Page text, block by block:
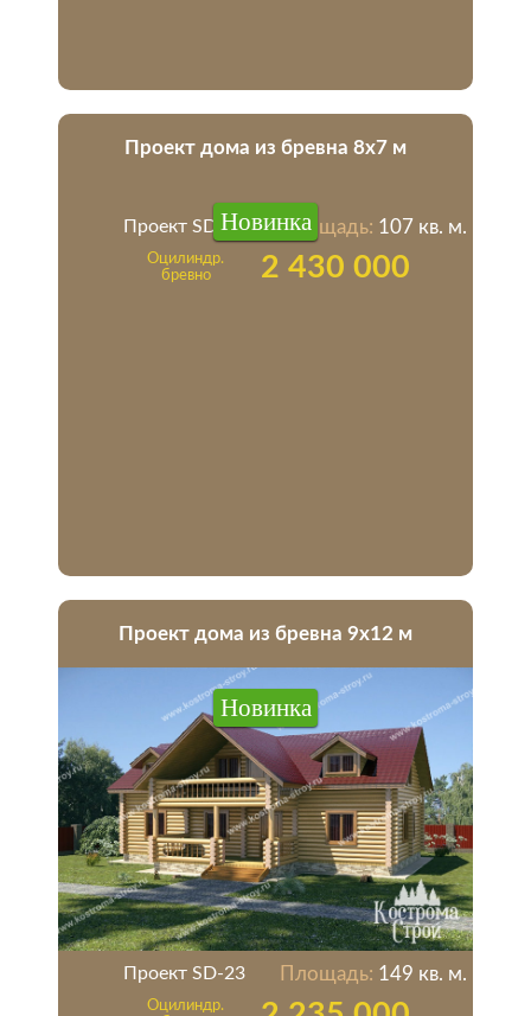
Проект дома из бревна 8х7 м
Проект SD-12 Площадь: 107 кв. м.
Оцилиндр.
бревно
2 430 000
Новинка
Проект дома из бревна 9х12 м
Проект SD-23 Площадь: 149 кв. м.
Оцилиндр.
Новинка